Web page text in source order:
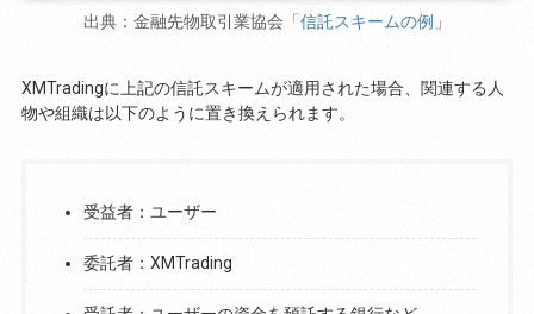
出典：金融先物取引業協会「 信託スキームの例 」
XMTradingに上記の信託スキームが適用された場合、関連する人
物や組織は以下のように置き換えられます。
受益者：ユーザー
委託者：XMTrading